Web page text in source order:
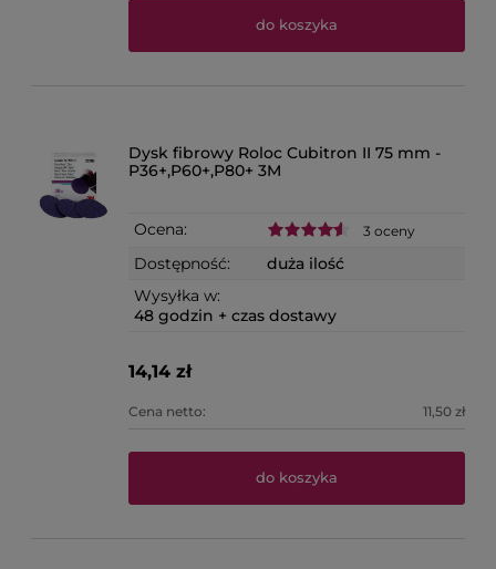
do koszyka
Dysk fibrowy Roloc Cubitron II 75 mm -
P36+,P60+,P80+ 3M
Ocena: 3 oceny
Dostępność:
duża ilość
Wysyłka w:
48 godzin + czas dostawy
14,14 zł
Cena netto: 11,50 zł
do koszyka